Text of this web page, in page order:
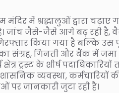
मंदिर में श्रद्धालुओं द्वारा
जांच जैसे-जैसे आगे बढ़ रही है,
किया गया है बल्कि उस
संग्रह, गिनती और बैंक में जमा
ट्रस्ट के शीर्ष
व्यवस्था, कर्मचारियों
पर जानकारी जुटा रही है।